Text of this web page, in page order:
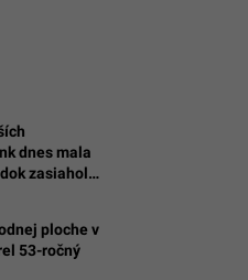
dnes mala
zasiahol
ploche v
53-ročný